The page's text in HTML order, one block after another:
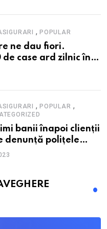
,POPULAR
ne dau fiori.
case ard zilnic în
pagubele au
pe lună
,POPULAR ,
banii înapoi clienții
denunță polițele
și toate termenele